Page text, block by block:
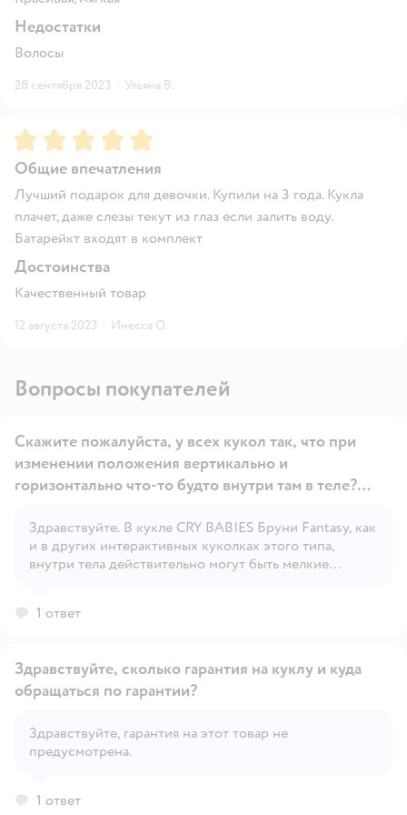
Недостатки
Волосы
28 сентября 2023 · Ульяна В.
Рейтинг:5
Общие впечатления
Лучший подарок для девочки. Купили на 3 года. Кукла
плачет, даже слезы текут из глаз если залить воду.
Батарейкт входят в комплект
Достоинства
Качественный товар
12 августа 2023 · Инесса О.
Вопросы покупателей
Открыть вопрос
Скажите пожалуйста, у всех кукол так, что при
изменении положения вертикально и
горизонтально что-то будто внутри там в теле?
Именно в теле, не в голове. И при отсутствии воды
так же. В выключенном положении кнопки так же.
Не могу понять, брак или они все так устроены как-
Здравствуйте. В кукле CRY BABIES Бруни Fantasy, как
и в других интерактивных куколках этого типа,
внутри тела действительно могут быть мелкие
(например, если в ней есть механизмы или жидкости,
интерактивных игрушек.
1 ответ
Открыть вопрос
Здравствуйте, сколько гарантия на куклу и куда
обращаться по гарантии?
Здравствуйте, гарантия на этот товар не
предусмотрена.
1 ответ